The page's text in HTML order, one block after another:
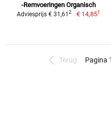
-Remvoeringen Organisch
Adviesprijs € 31,612 € 14,851
Terug Pagina